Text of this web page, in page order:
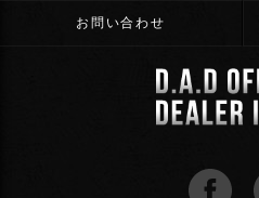
お問い合わせ